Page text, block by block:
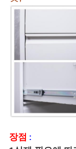
장점 :